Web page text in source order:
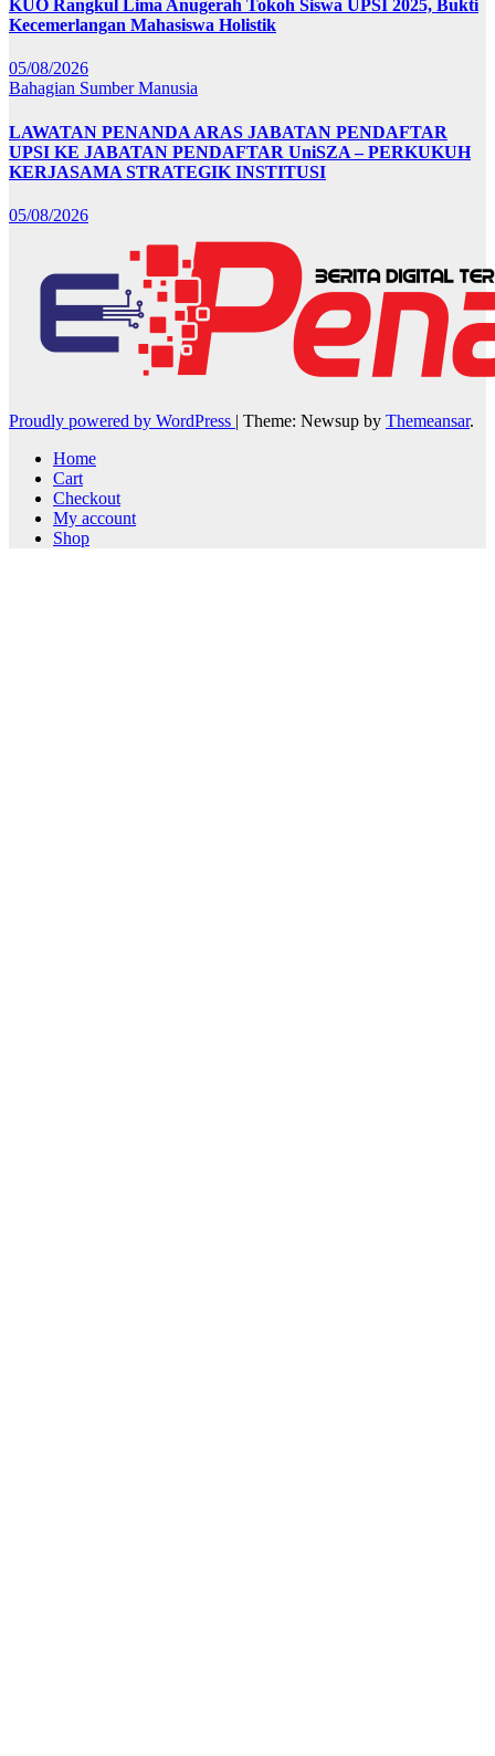
KUO Rangkul Lima Anugerah Tokoh Siswa UPSI 2025, Bukti
Kecemerlangan Mahasiswa Holistik
05/08/2026
Bahagian Sumber Manusia
LAWATAN PENANDA ARAS JABATAN PENDAFTAR
UPSI KE JABATAN PENDAFTAR UniSZA – PERKUKUH
KERJASAMA STRATEGIK INSTITUSI
05/08/2026
Proudly powered by WordPress | Theme: Newsup by Themeansar.
Home
Cart
Checkout
My account
Shop